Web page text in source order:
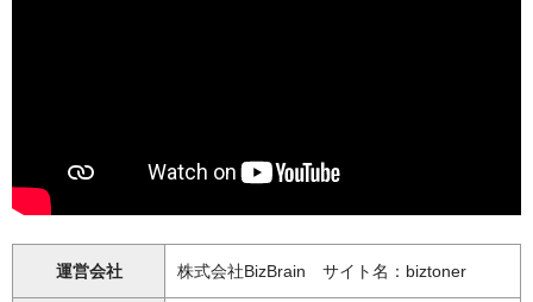
運営会社 株式会社BizBrain サイト名：biztoner